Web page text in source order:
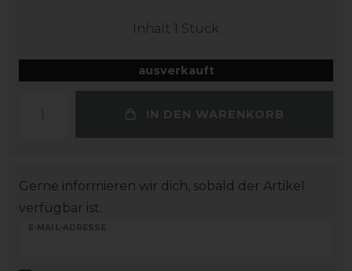
Inhalt 1 Stück
ausverkauft
IN DEN WARENKORB
Gerne informieren wir dich, sobald der Artikel
verfügbar ist.
E-MAIL-ADRESSE